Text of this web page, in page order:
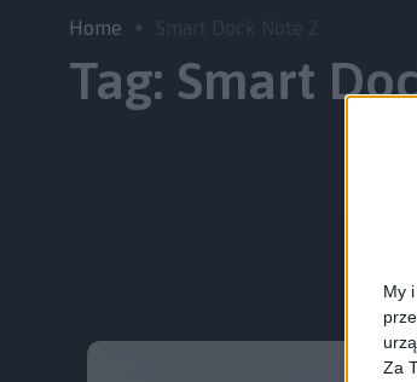
My
Za
Home
Tag: Smart